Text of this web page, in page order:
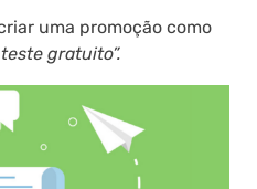
uma promoção como
gratuito”.